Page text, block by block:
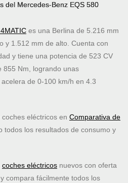
del Mercedes-Benz EQS 580
es una Berlina de 5.216 mm
y 1.512 mm de alto. Cuenta con
y tiene una potencia de 523 CV
855 Nm, logrando unas
de 0-100 km/h en 4.3
eléctricos en Comparativa de
todos los resultados de consumo y
coches eléctricos nuevos con oferta
compara fácilmente todos los